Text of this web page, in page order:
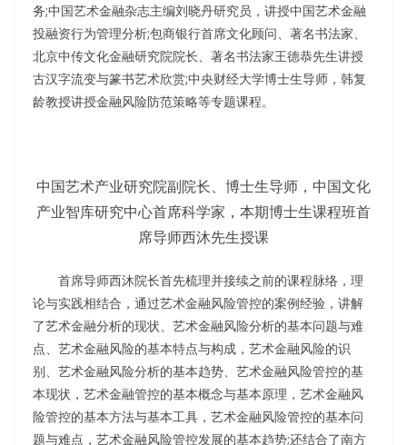
务;中国艺术金融杂志主编刘晓丹研究员，讲授中国艺术金融
投融资行为管理分析;包商银行首席文化顾问、著名书法家、
北京中传文化金融研究院院长、著名书法家王德恭先生讲授
古汉字流变与篆书艺术欣赏;中央财经大学博士生导师，韩复
龄教授讲授金融风险防范策略等专题课程。
中国艺术产业研究院副院长、博士生导师，中国文化
产业智库研究中心首席科学家，本期博士生课程班首
席导师西沐先生授课
首席导师西沐院长首先梳理并接续之前的课程脉络，理
论与实践相结合，通过艺术金融风险管控的案例经验，讲解
了艺术金融分析的现状、艺术金融风险分析的基本问题与难
点、艺术金融风险的基本特点与构成，艺术金融风险的识
别、艺术金融风险分析的基本趋势、艺术金融风险管控的基
本现状，艺术金融管控的基本概念与基本原理，艺术金融风
险管控的基本方法与基本工具，艺术金融风险管控的基本问
题与难点，艺术金融风险管控发展的基本趋势;还结合了南方